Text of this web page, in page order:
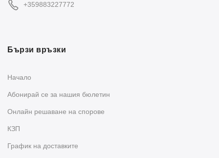
+359883227772
Бързи връзки
Начало
Абонирай се за нашия бюлетин
Oнлайн решаване на спорове
КЗП
График на доставките